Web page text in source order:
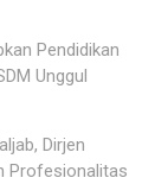
Pendidikan
Unggul
Dirjen
Profesionalitas